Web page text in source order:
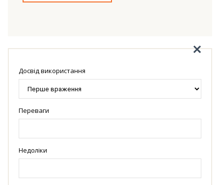
Досвід використання
Переваги
Недоліки